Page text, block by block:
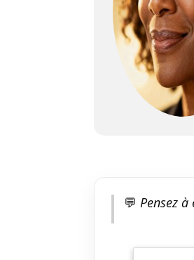
💬 Pensez